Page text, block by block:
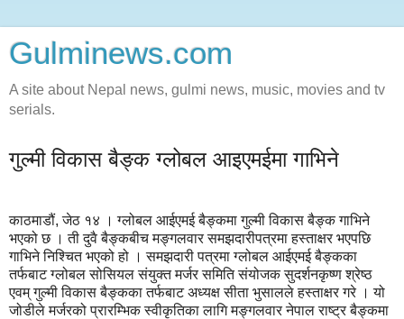
Gulminews.com
A site about Nepal news, gulmi news, music, movies and tv
serials.
गुल्मी विकास बैङ्क ग्लोबल आइएमईमा गाभिने
काठमाडौं, जेठ १४ । ग्लोबल आईएमई बैङ्कमा गुल्मी विकास बैङ्क गाभिने
भएको छ । ती दुवै बैङ्कबीच मङ्गलवार समझदारीपत्रमा हस्ताक्षर भएपछि
गाभिने निश्चित भएको हो । समझदारी पत्रमा ग्लोबल आईएमई बैङ्कका
तर्फबाट ग्लोबल सोसियल संयुक्त मर्जर समिति संयोजक सुदर्शनकृष्ण श्रेष्ठ
एवम् गुल्मी विकास बैङ्कका तर्फबाट अध्यक्ष सीता भुसालले हस्ताक्षर गरे । यो
जोडीले मर्जरको प्रारम्भिक स्वीकृतिका लागि मङ्गलवार नेपाल राष्ट्र बैङ्कमा